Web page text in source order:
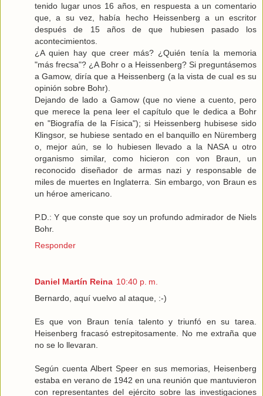
tenido lugar unos 16 años, en respuesta a un comentario
que, a su vez, había hecho Heissenberg a un escritor
después de 15 años de que hubiesen pasado los
acontecimientos.
¿A quien hay que creer más? ¿Quién tenía la memoria
"más frecsa"? ¿A Bohr o a Heissenberg? Si preguntásemos
a Gamow, diría que a Heissenberg (a la vista de cual es su
opinión sobre Bohr).
Dejando de lado a Gamow (que no viene a cuento, pero
que merece la pena leer el capítulo que le dedica a Bohr
en "Biografía de la Física"); si Heissenberg hubisese sido
Klingsor, se hubiese sentado en el banquillo en Nüremberg
o, mejor aún, se lo hubiesen llevado a la NASA u otro
organismo similar, como hicieron con von Braun, un
reconocido diseñador de armas nazi y responsable de
miles de muertes en Inglaterra. Sin embargo, von Braun es
un héroe americano.
P.D.: Y que conste que soy un profundo admirador de Niels
Bohr.
Responder
Daniel Martín Reina 10:40 p. m.
Bernardo, aquí vuelvo al ataque, :-)
Es que von Braun tenía talento y triunfó en su tarea.
Heisenberg fracasó estrepitosamente. No me extraña que
no se lo llevaran.
Según cuenta Albert Speer en sus memorias, Heisenberg
estaba en verano de 1942 en una reunión que mantuvieron
con representantes del ejército sobre las investigaciones